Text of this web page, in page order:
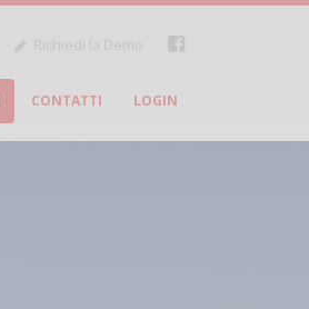
Richiedi la Demo
CONTATTI LOGIN